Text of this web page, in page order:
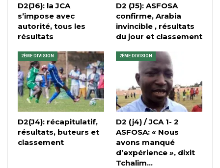
D2(J6): la JCA
s’impose avec
autorité, tous les
résultats
D2 (J5): ASFOSA
confirme, Arabia
invincible , résultats
du jour et classement
2ÈME DIVISION
D2(J4): récapitulatif,
résultats, buteurs et
classement
2ÈME DIVISION
D2 (j4) / JCA 1- 2
ASFOSA: « Nous
avons manqué
d’expérience », dixit
Tchalim…